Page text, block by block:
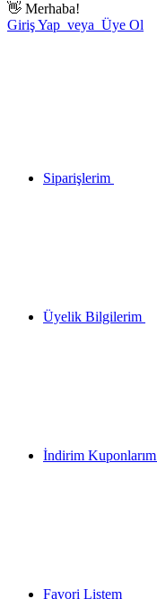
👋 Merhaba!
Giriş Yap veya Üye Ol
Siparişlerim
Üyelik Bilgilerim
İndirim Kuponlarım
Favori Listem